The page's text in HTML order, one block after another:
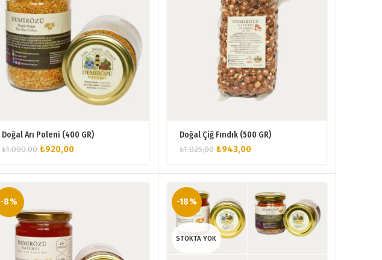
Doğal Arı Poleni (400 GR)
₺1.000,00 Orijinal
₺1.000,00.
₺920,00Şu
fiyat:
Doğal Çiğ Fındık (500 GR)
₺1.025,00 Orijinal
₺1.025,00.
₺943,00Şu
fiyat:
-8% -18%
STOKTA YOK